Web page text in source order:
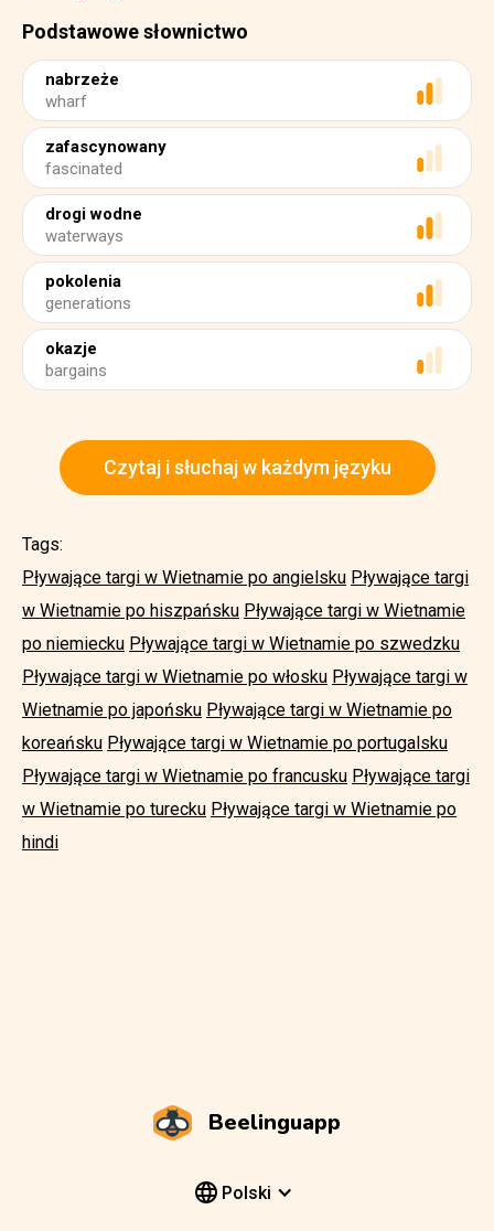
Podstawowe słownictwo
nabrzeże
wharf
zafascynowany
fascinated
drogi wodne
waterways
pokolenia
generations
okazje
bargains
Czytaj i słuchaj w każdym języku
Tags:
Pływające targi w Wietnamie po angielsku Pływające targi
w Wietnamie po hiszpańsku Pływające targi w Wietnamie
po niemiecku Pływające targi w Wietnamie po szwedzku
Pływające targi w Wietnamie po włosku Pływające targi w
Wietnamie po japońsku Pływające targi w Wietnamie po
koreańsku Pływające targi w Wietnamie po portugalsku
Pływające targi w Wietnamie po francusku Pływające targi
w Wietnamie po turecku Pływające targi w Wietnamie po
hindi
Beelinguapp
Polski